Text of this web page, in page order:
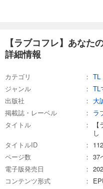
【ラブコフレ】あな
詳細情報
カテゴリ
TL
ジャンル
TL
出版社
大
掲載誌・レーベル
ラ
タイトル
し
タイトルID
ページ数
37
電子版発売日
コンテンツ形式